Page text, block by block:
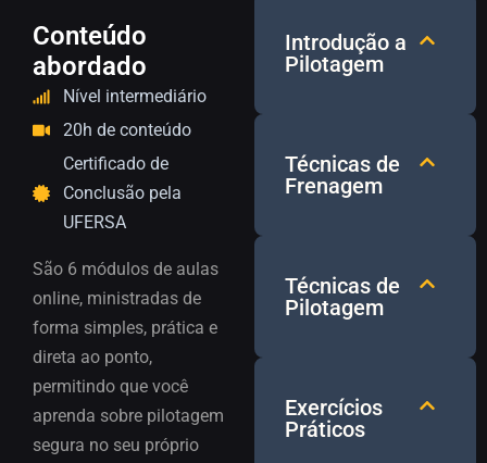
Conteúdo
abordado
Nível intermediário
20h de conteúdo
Certificado de
Conclusão pela
UFERSA
São 6 módulos de aulas
online, ministradas de
forma simples, prática e
direta ao ponto,
permitindo que você
aprenda sobre pilotagem
segura no seu próprio
Introdução a
Pilotagem
Técnicas de
Frenagem
Técnicas de
Pilotagem
Exercícios
Práticos